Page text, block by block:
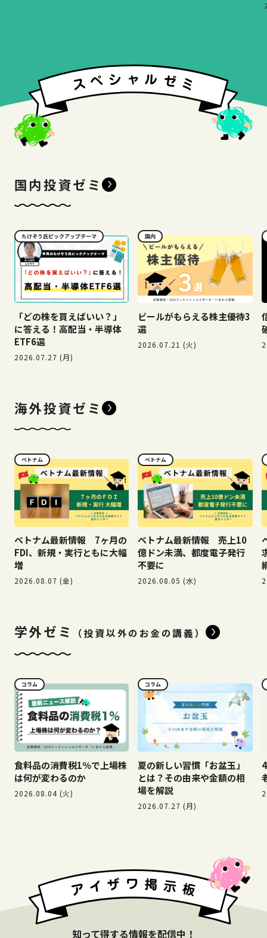
国内投資ゼミ
たけぞう氏ピックアップテーマ
「どの株を買えばいい？」
に答える！高配当・半導体
ETF6選
2026.07.27 (月)
国内
ビールがもらえる株主優待3
選
2026.07.21 (火)
海外投資ゼミ
ベトナム
ベトナム最新情報 7ヶ月の
FDI、新規・実行ともに大幅
増
2026.08.07 (金)
ベトナム
ベトナム最新情報 売上10
億ドン未満、都度電子発行
不要に
2026.08.05 (水)
学外ゼミ （投資以外のお金の講義）
コラム
食料品の消費税1％で上場株
は何が変わるのか
2026.08.04 (火)
コラム
夏の新しい習慣「お盆玉」
とは？その由来や金額の相
場を解説
2026.07.27 (月)
知って得する情報を配信中！